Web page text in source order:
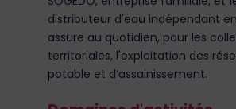
distributeur d'eau indépendant
assure au quotidien, pour les
territoriales, l'exploitation des
potable et d’assainissement.